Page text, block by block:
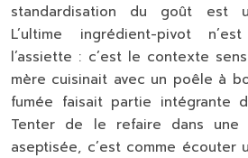
standardisation du goût est
L’ultime ingrédient-pivot
l’assiette : c’est le contexte
mère cuisinait avec un poêle à
fumée faisait partie intégrante
Tenter de le refaire dans une
aseptisée, c’est comme écouter